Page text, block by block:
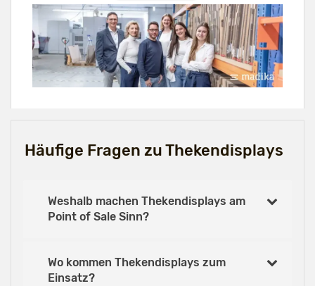
Häufige Fragen zu Thekendisplays
Weshalb machen Thekendisplays am
Point of Sale Sinn?
Wo kommen Thekendisplays zum
Einsatz?